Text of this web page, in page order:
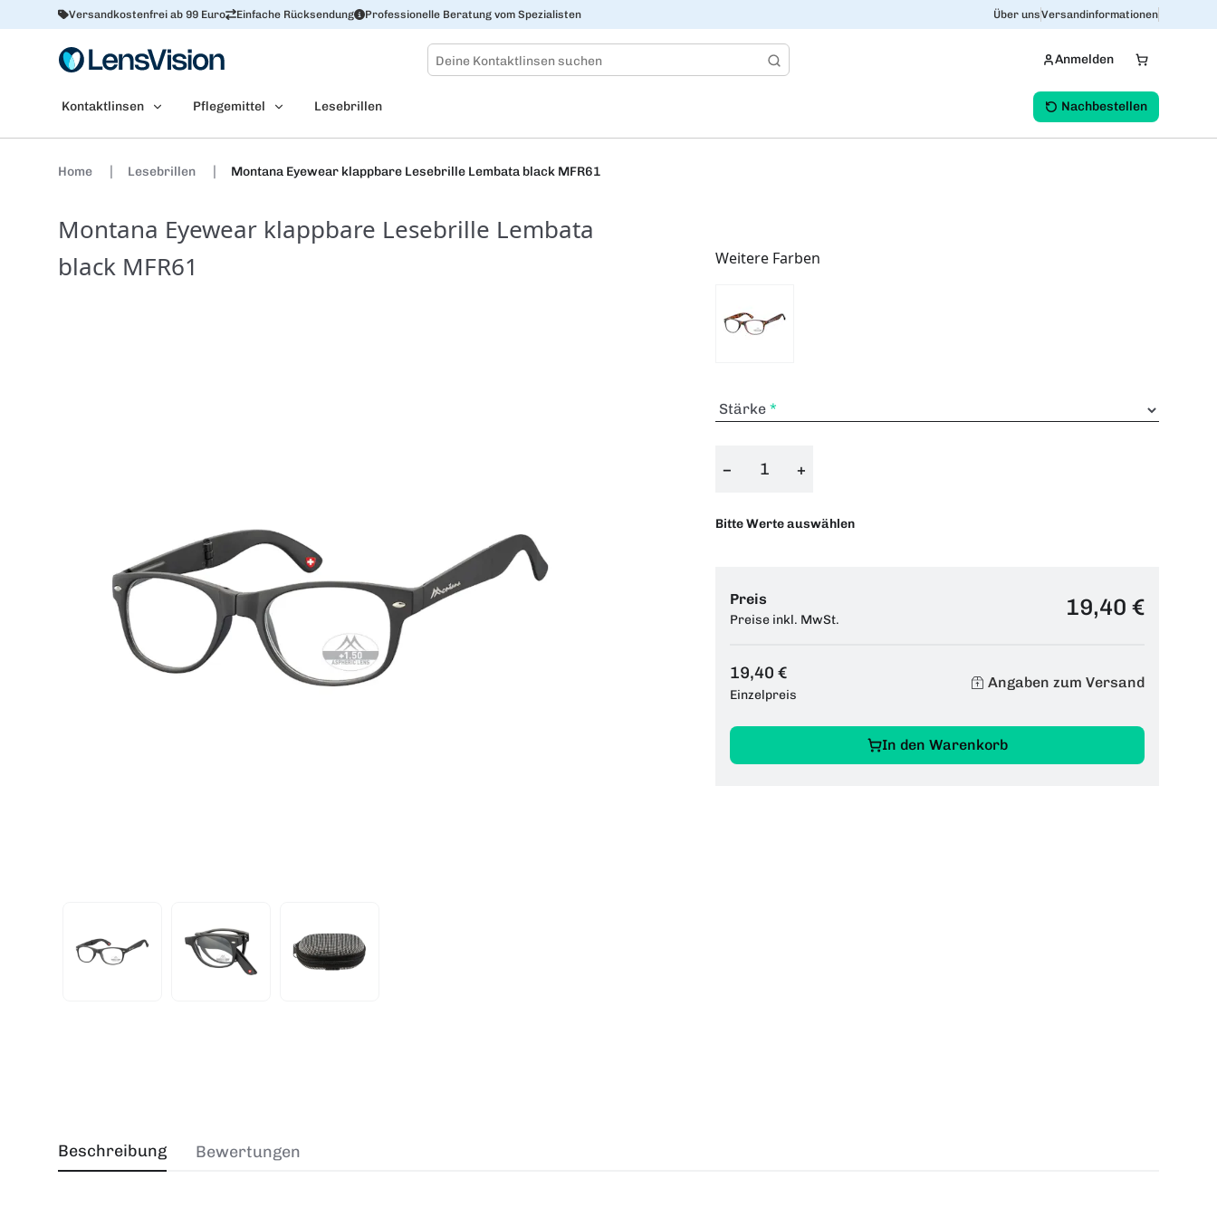
Versandkostenfrei ab 99 Euro Einfache Rücksendung Professionelle Beratung vom Spezialisten Über unsVersandinformationen
Anmelden
Kontaktlinsen Pflegemittel Lesebrillen Nachbestellen
Home Lesebrillen Montana Eyewear klappbare Lesebrille Lembata black MFR61
Montana Eyewear klappbare Lesebrille Lembata
black MFR61
Weitere Farben
Stärke
− +
Bitte Werte auswählen
Preis
Preise inkl. MwSt. 19,40 €
19,40 €
Einzelpreis
Angaben zum Versand
In den Warenkorb
Beschreibung Bewertungen